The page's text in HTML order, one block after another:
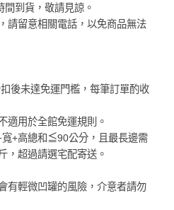
到貨，敬請見諒。
請留意相關電話，以免商品無法
後未達免運門檻，每筆訂單酌收
適用於全館免運規則。
+高總和≦90公分，且最長邊需
，超過請選宅配寄送。
有輕微凹罐的風險，介意者請勿